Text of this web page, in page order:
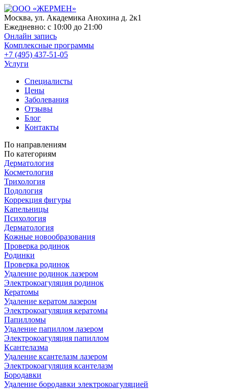
Москва, ул. Академика Анохина д. 2к1
Ежедневно: с 10:00 до 21:00
Онлайн запись
Комплексные программы
+7 (495) 437-51-05
Услуги
Специалисты
Цены
Заболевания
Отзывы
Блог
Контакты
По направлениям
По категориям
Дерматология
Косметология
Трихология
Подология
Коррекция фигуры
Капельницы
Психология
Дерматология
Кожные новообразования
Проверка родинок
Родинки
Проверка родинок
Удаление родинок лазером
Электрокоагуляция родинок
Кератомы
Удаление кератом лазером
Электрокоагуляция кератомы
Папилломы
Удаление папиллом лазером
Электрокоагуляция папиллом
Ксантелазма
Удаление ксантелазм лазером
Электрокоагуляция ксантелазм
Бородавки
Удаление бородавки электрокоагуляцией